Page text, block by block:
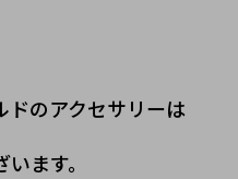
のアクセサリーは
ます。